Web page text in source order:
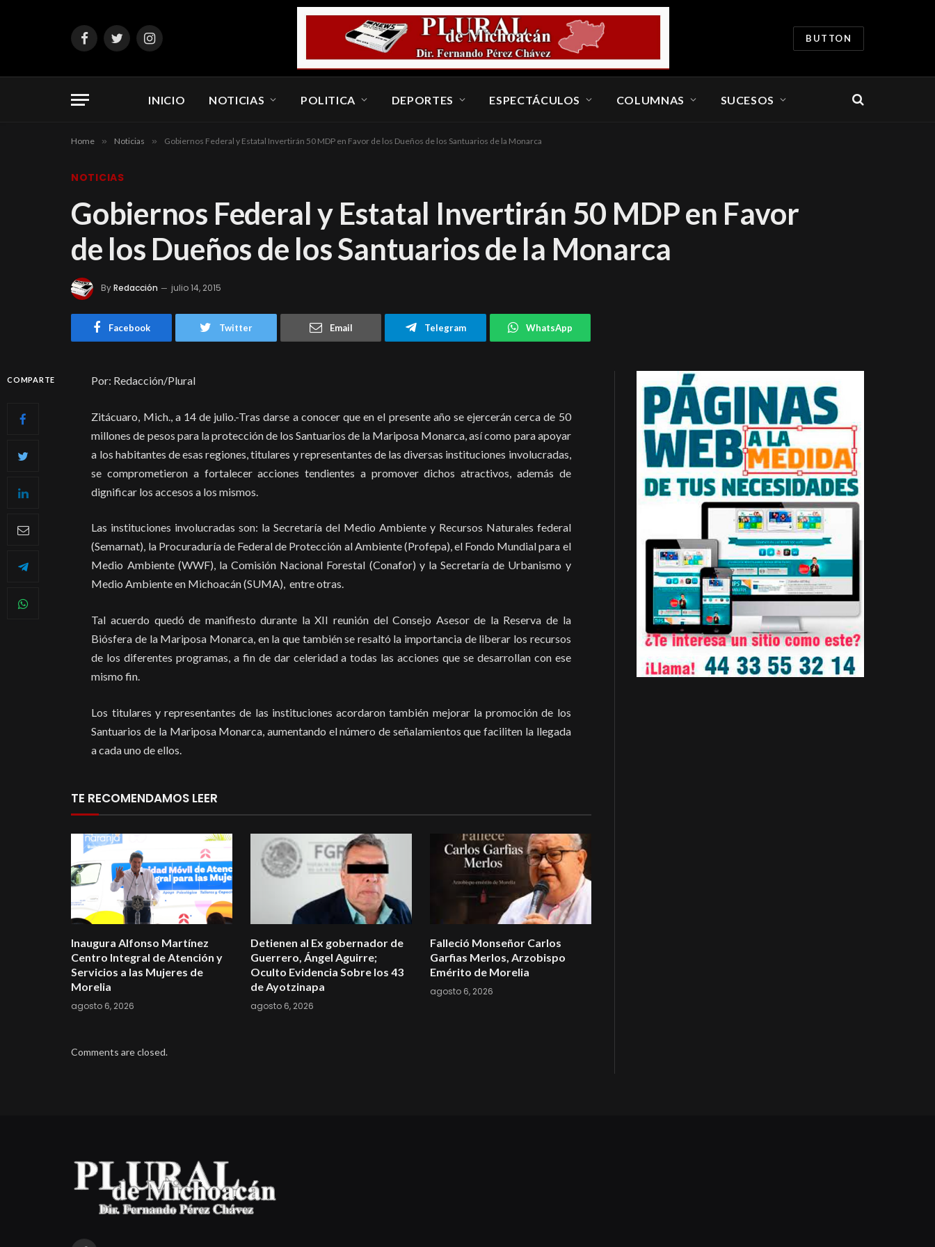
FacebookTwitterInstagram
BUTTON
INICIO NOTICIAS POLITICA DEPORTES ESPECTÁCULOS COLUMNAS SUCESOS
Home » Noticias » Gobiernos Federal y Estatal Invertirán 50 MDP en Favor de los Dueños de los Santuarios de la Monarca
NOTICIAS
Gobiernos Federal y Estatal Invertirán 50 MDP en Favor
de los Dueños de los Santuarios de la Monarca
ByRedacción julio 14, 2015
Facebook Twitter Email Telegram WhatsApp
COMPARTE Por: Redacción/Plural
Zitácuaro, Mich., a 14 de julio.-Tras darse a conocer que en el presente año se ejercerán cerca de 50
millones de pesos para la protección de los Santuarios de la Mariposa Monarca, así como para apoyar
a los habitantes de esas regiones, titulares y representantes de las diversas instituciones involucradas,
se comprometieron a fortalecer acciones tendientes a promover dichos atractivos, además de
dignificar los accesos a los mismos.
Las instituciones involucradas son: la Secretaría del Medio Ambiente y Recursos Naturales federal
(Semarnat), la Procuraduría de Federal de Protección al Ambiente (Profepa), el Fondo Mundial para el
Medio Ambiente (WWF), la Comisión Nacional Forestal (Conafor) y la Secretaría de Urbanismo y
Medio Ambiente en Michoacán (SUMA), entre otras.
Tal acuerdo quedó de manifiesto durante la XII reunión del Consejo Asesor de la Reserva de la
Biósfera de la Mariposa Monarca, en la que también se resaltó la importancia de liberar los recursos
de los diferentes programas, a fin de dar celeridad a todas las acciones que se desarrollan con ese
mismo fin.
Los titulares y representantes de las instituciones acordaron también mejorar la promoción de los
Santuarios de la Mariposa Monarca, aumentando el número de señalamientos que faciliten la llegada
a cada uno de ellos.
TE RECOMENDAMOS LEER
Inaugura Alfonso Martínez
Centro Integral de Atención y
Servicios a las Mujeres de
Morelia
agosto 6, 2026
Detienen al Ex gobernador de
Guerrero, Ángel Aguirre;
Oculto Evidencia Sobre los 43
de Ayotzinapa
agosto 6, 2026
Falleció Monseñor Carlos
Garfias Merlos, Arzobispo
Emérito de Morelia
agosto 6, 2026
Comments are closed.